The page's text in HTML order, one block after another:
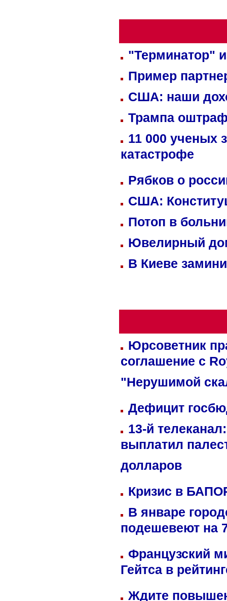
"Терминатор"
Пример
США: наши
Трампа
11 000 ученых
катастрофе
Рябков о
США:
Потоп в
Ювелирный
В Киеве
Юрсоветник
соглашение с
"Нерушимой
Дефицит
13-й
выплатил
долларов
Кризис в
В январе
подешевеют на
Французский
Гейтса в
Ждите